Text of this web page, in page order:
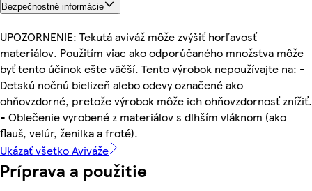
Bezpečnostné informácie
UPOZORNENIE: Tekutá aviváž môže zvýšiť horľavosť
materiálov. Použitím viac ako odporúčaného množstva môže
byť tento účinok ešte väčší. Tento výrobok nepoužívajte na: -
Detskú nočnú bielizeň alebo odevy označené ako
ohňovzdorné, pretože výrobok môže ich ohňovzdornosť znížiť.
- Oblečenie vyrobené z materiálov s dlhším vláknom (ako
flauš, velúr, ženilka a froté).
Ukázať všetko Aviváže
Príprava a použitie